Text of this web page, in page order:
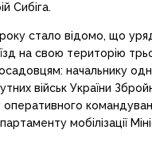
Сибіга.
року стало відомо, що
на свою територію
начальнику
військ України
мобілізації